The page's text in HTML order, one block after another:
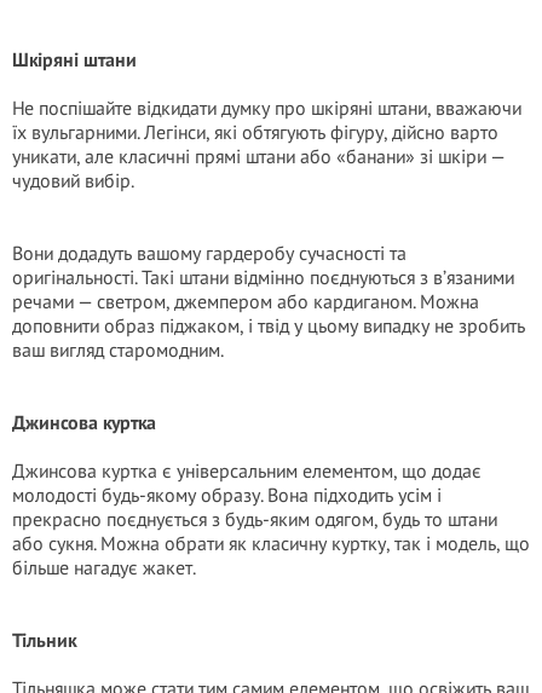
Шкіряні штани
Не поспішайте відкидати думку про шкіряні штани, вважаючи
їх вульгарними. Легінси, які обтягують фігуру, дійсно варто
уникати, але класичні прямі штани або «банани» зі шкіри —
чудовий вибір.
Вони додадуть вашому гардеробу сучасності та
оригінальності. Такі штани відмінно поєднуються з в’язаними
речами — светром, джемпером або кардиганом. Можна
доповнити образ піджаком, і твід у цьому випадку не зробить
ваш вигляд старомодним.
Джинсова куртка
Джинсова куртка є універсальним елементом, що додає
молодості будь-якому образу. Вона підходить усім і
прекрасно поєднується з будь-яким одягом, будь то штани
або сукня. Можна обрати як класичну куртку, так і модель, що
більше нагадує жакет.
Тільник
Тільняшка може стати тим самим елементом, що освіжить ваш